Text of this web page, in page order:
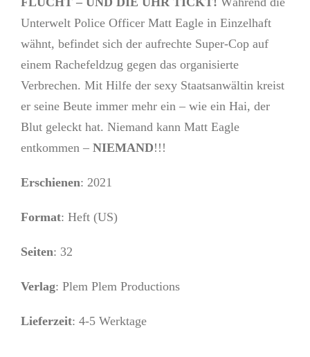
Unterwelt Police Officer Matt Eagle in Einzelhaft
wähnt, befindet sich der aufrechte Super-Cop auf
einem Rachefeldzug gegen das organisierte
Verbrechen. Mit Hilfe der sexy Staatsanwältin kreist
er seine Beute immer mehr ein – wie ein Hai, der
Blut geleckt hat. Niemand kann Matt Eagle
entkommen – NIEMAND!!!
Erschienen: 2021
Format: Heft (US)
Seiten: 32
Verlag: Plem Plem Productions
Lieferzeit: 4-5 Werktage